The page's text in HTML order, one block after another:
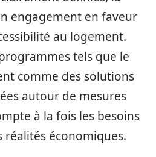
engagement en faveur
au logement.
tels que le
comme des solutions
autour de mesures
à la fois les besoins
réalités économiques.